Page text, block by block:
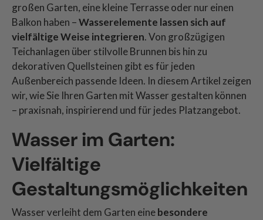
großen Garten, eine kleine Terrasse oder nur einen
Balkon haben –Wasserelemente lassen sich auf
vielfältige Weise integrieren. Von großzügigen
Teichanlagen über stilvolle Brunnen bis hin zu
dekorativen Quellsteinen gibt es für jeden
Außenbereich passende Ideen. In diesem Artikel zeigen
wir, wie Sie Ihren Garten mit Wasser gestalten können
– praxisnah, inspirierend und für jedes Platzangebot.
Wasser im Garten:
Vielfältige
Gestaltungsmöglichkeiten
Wasser verleiht dem Garten einebesondere